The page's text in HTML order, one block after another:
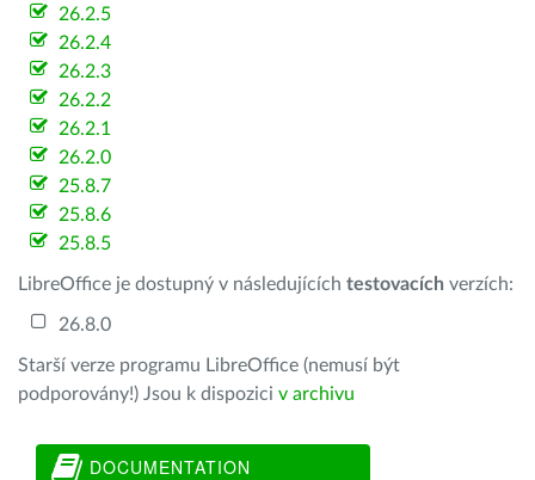
26.2.5
26.2.4
26.2.3
26.2.2
26.2.1
26.2.0
25.8.7
25.8.6
25.8.5
LibreOffice je dostupný v následujících testovacích verzích:
26.8.0
Starší verze programu LibreOffice (nemusí být
podporovány!) Jsou k dispozici v archivu
DOCUMENTATION